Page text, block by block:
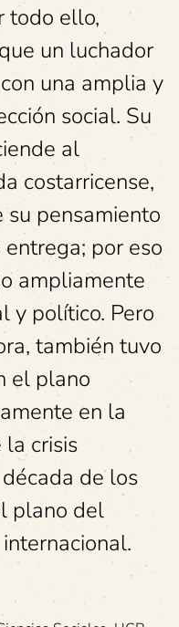
todo ello,
un luchador
una amplia y
social. Su
al
costarricense,
pensamiento
por eso
ampliamente
y político. Pero
también tuvo
el plano
en la
crisis
de los
plano del